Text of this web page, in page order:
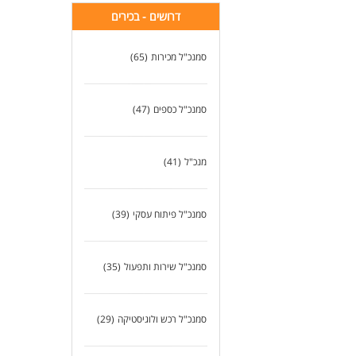
דרושים - בכירים
סמנכ"ל מכירות (65)
סמנכ"ל כספים (47)
מנכ"ל (41)
סמנכ"ל פיתוח עסקי (39)
סמנכ"ל שירות ותפעול (35)
סמנכ"ל רכש ולוגיסטיקה (29)